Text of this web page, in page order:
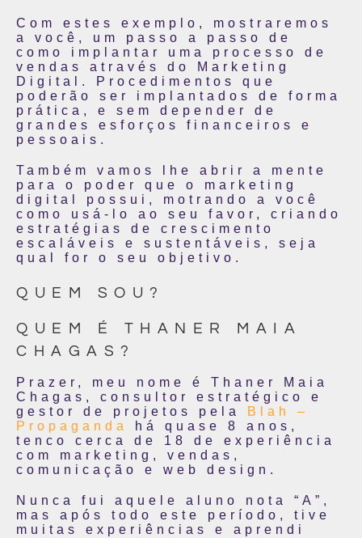
Com estes exemplo, mostraremos
a você, um passo a passo de
como implantar uma processo de
vendas através do Marketing
Digital. Procedimentos que
poderão ser implantados de forma
prática, e sem depender de
grandes esforços financeiros e
pessoais.
Também vamos lhe abrir a mente
para o poder que o marketing
digital possui, motrando a você
como usá-lo ao seu favor, criando
estratégias de crescimento
escaláveis e sustentáveis, seja
qual for o seu objetivo.
QUEM SOU?
QUEM É THANER MAIA
CHAGAS?
Prazer, meu nome é Thaner Maia
Chagas, consultor estratégico e
gestor de projetos pela
Blah –
Propaganda
há quase 8 anos,
tenco cerca de 18 de experiência
com marketing, vendas,
comunicação e web design.
Nunca fui aquele aluno nota “A”,
mas após todo este período, tive
muitas experiências e aprendi